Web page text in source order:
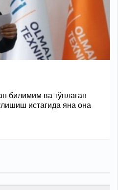
билимим ва тўплаган
истагида яна она